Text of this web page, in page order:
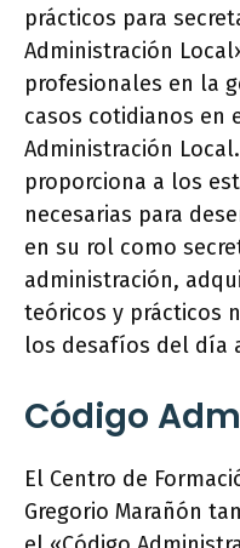
prácticos para
Administración
profesionales en la
casos cotidianos en
Administración
proporciona a los
necesarias para
en su rol como
administración,
teóricos y prácticos
los desafíos del día
Código
El Centro de
Gregorio Marañón